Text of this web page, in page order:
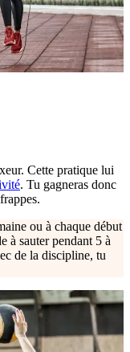
Cette pratique lui
. Tu gagneras donc
ou à chaque début
à sauter pendant 5 à
de la discipline, tu